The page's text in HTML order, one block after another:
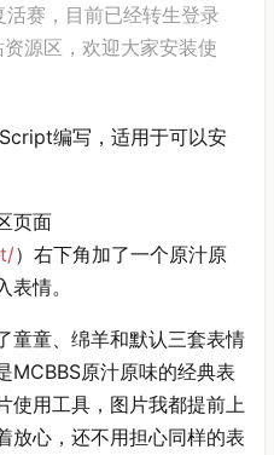
赛，目前已经转生登录
源区，欢迎大家安装使
编写，适用于可以安
页面
）右下角加了一个原汁原
情。
童童、绵羊和默认三套表情
MCBBS原汁原味的经典表
使用工具，图片我都提前上
放心，还不用担心同样的表